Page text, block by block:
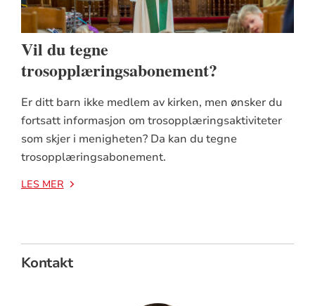
Vil du tegne
trosopplæringsabonement?
Er ditt barn ikke medlem av kirken, men ønsker du
fortsatt informasjon om trosopplæringsaktiviteter
som skjer i menigheten? Da kan du tegne
trosopplæringsabonement.
LES MER
Kontakt